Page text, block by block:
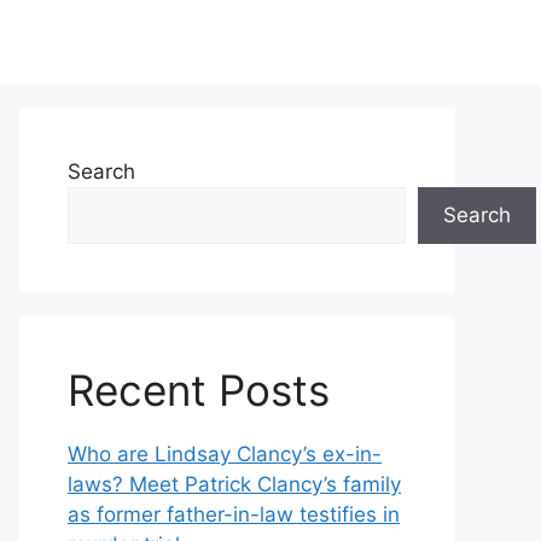
Search
Search
Recent Posts
Who are Lindsay Clancy’s ex-in-
laws? Meet Patrick Clancy’s family
as former father-in-law testifies in